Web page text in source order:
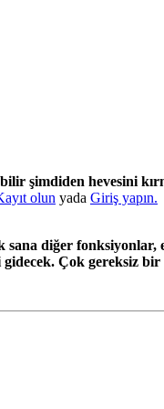
şimdiden hevesini
olun yada Giriş yapın.
diğer fonksiyonlar,
gidecek. Çok gereksiz